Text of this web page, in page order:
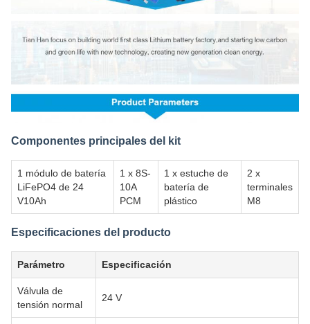
Componentes principales del kit
1 módulo de batería
LiFePO4 de 24
V10Ah
1 x 8S-
10A
PCM
1 x estuche de
batería de
plástico
2 x
terminales
M8
Especificaciones del producto
Parámetro Especificación
Válvula de
tensión normal
24 V